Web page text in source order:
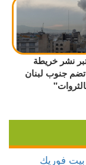
نشر خريطة
تضم جنوب لبنان